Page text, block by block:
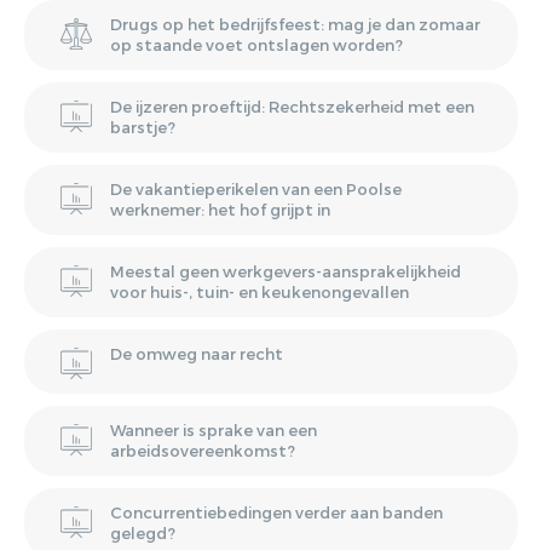
Drugs op het bedrijfsfeest: mag je dan zomaar
op staande voet ontslagen worden?
De ijzeren proeftijd: Rechtszekerheid met een
barstje?
De vakantieperikelen van een Poolse
werknemer: het hof grijpt in
Meestal geen werkgevers-aansprakelijkheid
voor huis-, tuin- en keukenongevallen
De omweg naar recht
Wanneer is sprake van een
arbeidsovereenkomst?
Concurrentiebedingen verder aan banden
gelegd?